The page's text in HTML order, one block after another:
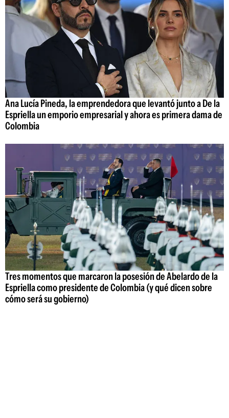
Ana Lucía Pineda, la emprendedora que levantó junto a De la
Espriella un emporio empresarial y ahora es primera dama de
Colombia
Tres momentos que marcaron la posesión de Abelardo de la
Espriella como presidente de Colombia (y qué dicen sobre
cómo será su gobierno)